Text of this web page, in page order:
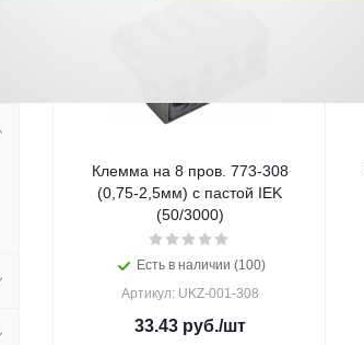
Клемма на 8 пров. 773-308
(0,75-2,5мм) с пастой IEK
(50/3000)
Есть в наличии (100)
Артикул: UKZ-001-308
33.43руб./шт